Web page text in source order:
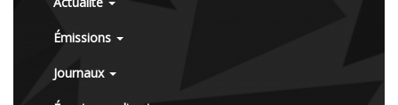
Émissions
Journaux